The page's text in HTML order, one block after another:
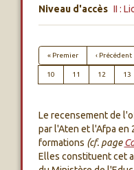
Niveau d'accès II :
« PremierPremière page
‹ Précédent
10 11 12 13
Le recensement de
par l'Aten et l'Afpa en
formations (cf. page
Elles constituent cet